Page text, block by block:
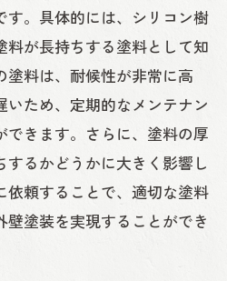
す。具体的には、シリコン樹
が長持ちする塗料として知
塗料は、耐候性が非常に高
いため、定期的なメンテナン
できます。さらに、塗料の厚
るかどうかに大きく影響し
依頼することで、適切な塗料
壁塗装を実現することができ